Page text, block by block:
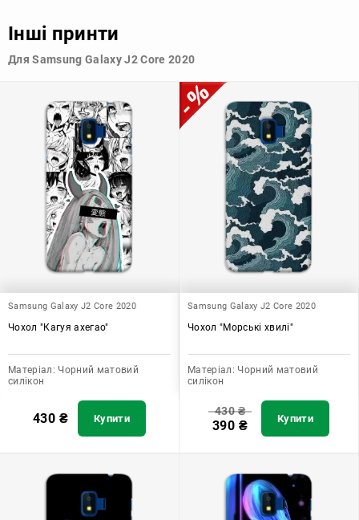
силікону дозволяє підібрати той, що найбільше відповідає
допомагає захистити ваш пристрій, зберегти його цінність і
додати зручності в користуванні.
Інші принти
Для Samsung Galaxy J2 Core 2020
Samsung Galaxy J2 Core 2020
Чохол "Кагуя ахегао"
Матеріал: Чорний матовий
силікон
430 ₴ Купити
Samsung Galaxy J2 Core 2020
Чохол "Морські хвилі"
Матеріал: Чорний матовий
силікон
430₴
390 ₴ Купити